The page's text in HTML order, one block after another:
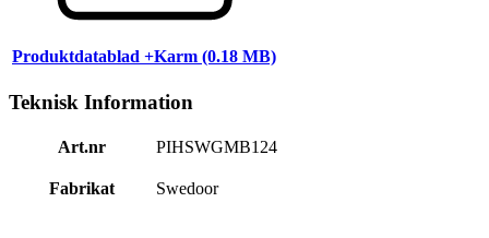
Produktdatablad +Karm (0.18 MB)
Teknisk Information
Art.nr PIHSWGMB124
Fabrikat Swedoor